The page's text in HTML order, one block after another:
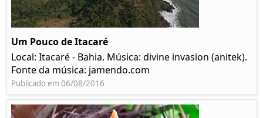
Um Pouco de Itacaré
Local: Itacaré - Bahia. Música: divine invasion (anitek).
Fonte da música: jamendo.com
Publicado em 06/08/2016